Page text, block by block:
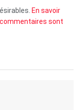
En savoir
sont